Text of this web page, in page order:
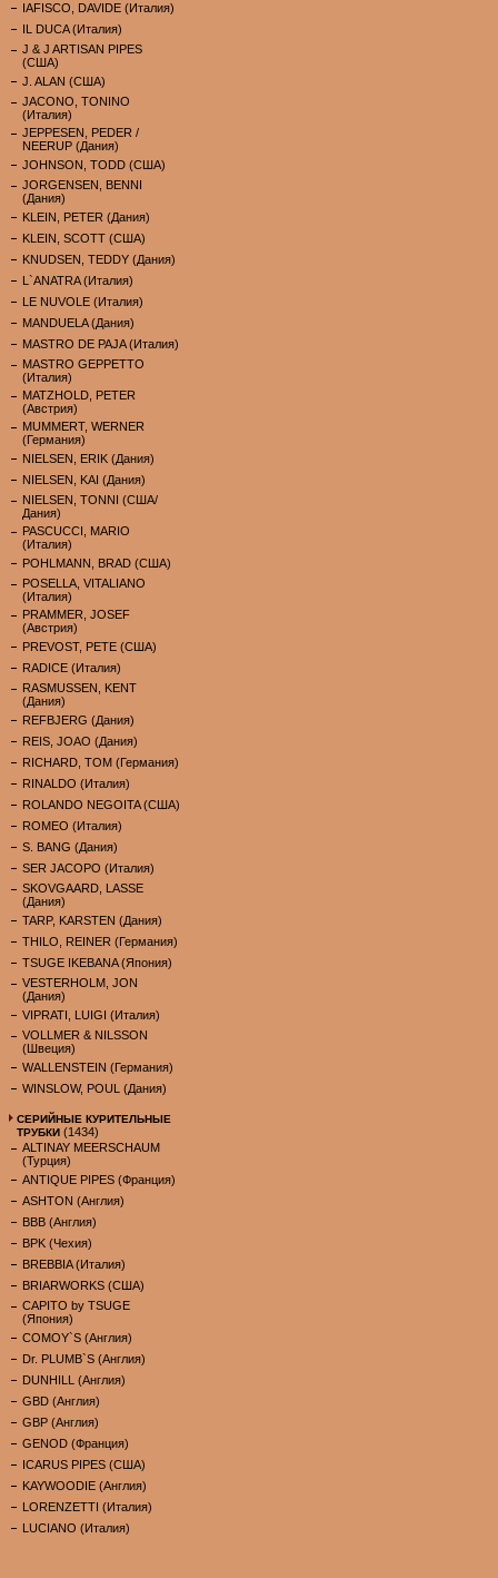
IAFISCO, DAVIDE (Италия)
IL DUCA (Италия)
J & J ARTISAN PIPES
(США)
J. ALAN (США)
JACONO, TONINO
(Италия)
JEPPESEN, PEDER /
NEERUP (Дания)
JOHNSON, TODD (США)
JORGENSEN, BENNI
(Дания)
KLEIN, PETER (Дания)
KLEIN, SCOTT (США)
KNUDSEN, TEDDY (Дания)
L`ANATRA (Италия)
LE NUVOLE (Италия)
MANDUELA (Дания)
MASTRO DE PAJA (Италия)
MASTRO GEPPETTO
(Италия)
MATZHOLD, PETER
(Австрия)
MUMMERT, WERNER
(Германия)
NIELSEN, ERIK (Дания)
NIELSEN, KAI (Дания)
NIELSEN, TONNI (США/
Дания)
PASCUCCI, MARIO
(Италия)
POHLMANN, BRAD (США)
POSELLA, VITALIANO
(Италия)
PRAMMER, JOSEF
(Австрия)
PREVOST, PETE (США)
RADICE (Италия)
RASMUSSEN, KENT
(Дания)
REFBJERG (Дания)
REIS, JOAO (Дания)
RICHARD, TOM (Германия)
RINALDO (Италия)
ROLANDO NEGOITA (США)
ROMEO (Италия)
S. BANG (Дания)
SER JACOPO (Италия)
SKOVGAARD, LASSE
(Дания)
TARP, KARSTEN (Дания)
THILO, REINER (Германия)
TSUGE IKEBANA (Япония)
VESTERHOLM, JON
(Дания)
VIPRATI, LUIGI (Италия)
VOLLMER & NILSSON
(Швеция)
WALLENSTEIN (Германия)
WINSLOW, POUL (Дания)
СЕРИЙНЫЕ КУРИТЕЛЬНЫЕ
ТРУБКИ (1434)
ALTINAY MEERSCHAUM
(Турция)
ANTIQUE PIPES (Франция)
ASHTON (Англия)
BBB (Англия)
BPK (Чехия)
BREBBIA (Италия)
BRIARWORKS (США)
CAPITO by TSUGE
(Япония)
COMOY`S (Англия)
Dr. PLUMB`S (Англия)
DUNHILL (Англия)
GBD (Англия)
GBP (Англия)
GENOD (Франция)
ICARUS PIPES (США)
KAYWOODIE (Англия)
LORENZETTI (Италия)
LUCIANO (Италия)